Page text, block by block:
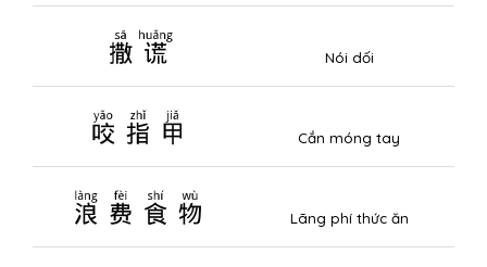
撒谎 Nói dối
咬指甲 Cắn móng tay
浪费食物 Lãng phí thức ăn